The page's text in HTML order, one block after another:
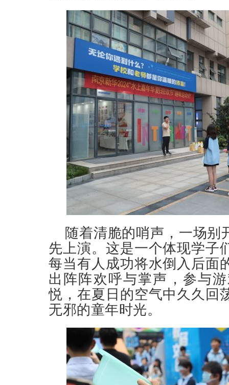
随着清脆的哨声，一场别
先上演。这是一个体现学子
每当有人成功将水倒入后面
出阵阵欢呼与掌声，参与
悦，在夏日的空气中久久回
无邪的童年时光。